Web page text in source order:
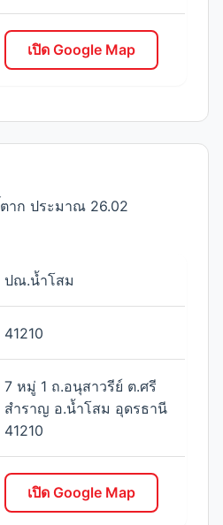
เปิด Google Map
าก ประมาณ 26.02
ปณ.น้ำโสม
41210
7 หมู่ 1 ถ.อนุสาวรีย์ ต.ศรี
สำราญ อ.น้ำโสม อุดรธานี
41210
เปิด Google Map